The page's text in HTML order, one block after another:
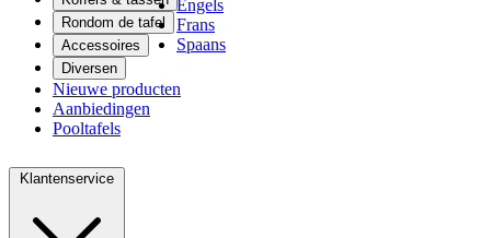
Engels
Frans
Spaans
Rondom de tafel
Accessoires
Diversen
Nieuwe producten
Aanbiedingen
Pooltafels
Klantenservice